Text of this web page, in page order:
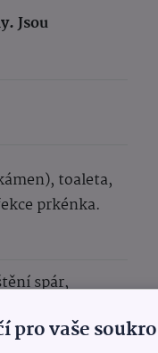
Jsou
toaleta,
prkénka.
spár,
pro vaše